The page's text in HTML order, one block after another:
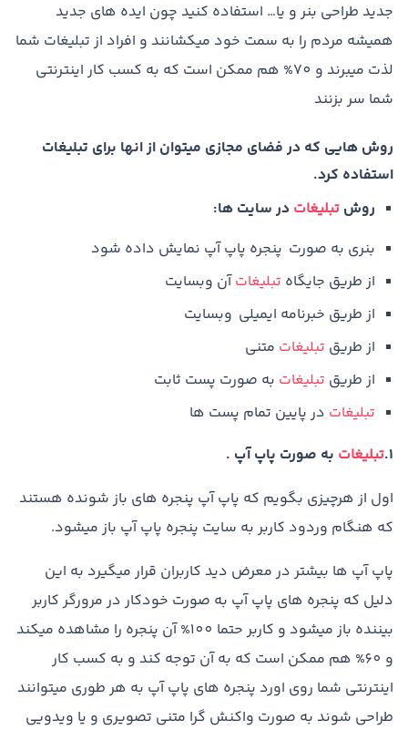
جدید طراحی بنر و یا… استفاده کنید چون ایده های جدید
همیشه مردم را به سمت خود میکشانند و افراد از تبلیغات شما
لذت میبرند و 70% هم ممکن است که به کسب کار اینترنتی
شما سر بزنند
روش هایی که در فضای مجازی میتوان از انها برای تبلیغات
استفاده کرد.
روش تبلیغات در سایت ها:
بنری به صورت پنجره پاپ آپ نمایش داده شود
از طریق جایگاه تبلیغاتآن وبسایت
از طریق خبرنامه ایمیلی وبسایت
از طریق تبلیغات متنی
از طریق تبلیغات به صورت پست ثابت
تبلیغات در پایین تمام پست ها
1. تبلیغات به صورت پاپ آپ .
اول از هرچیزی بگویم که پاپ آپ پنجره های باز شونده هستند
که هنگام وردود کاربر به سایت پنجره پاپ آپ باز میشود.
پاپ آپ ها بیشتر در معرض دید کاربران قرار میگیرد به این
دلیل که پنجره های پاپ آپ به صورت خودکار در مرورگر کاربر
بیننده باز میشود و کاربر حتما 100% آن پنجره را مشاهده میکند
و 60% هم ممکن است که به آن توجه کند و به کسب کار
اینترنتی شما روی اورد پنجره های پاپ آپ به هر طوری میتوانند
طراحی شوند به صورت واکنش گرا متنی تصویری و یا ویدویی